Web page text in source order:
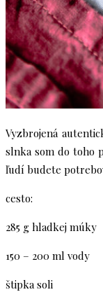
Vyzbrojená
slnka som do toho
ľudí budete
cesto:
285 g hladkej múky
150 – 200 ml vody
štipka soli